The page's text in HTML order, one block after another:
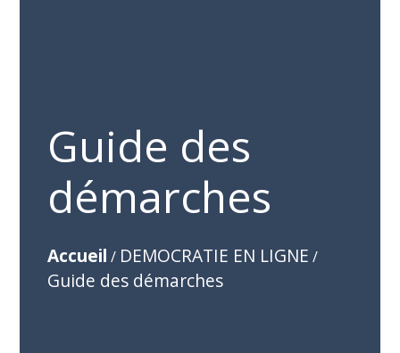
Guide des
démarches
Accueil / DEMOCRATIE EN LIGNE /
Guide des démarches